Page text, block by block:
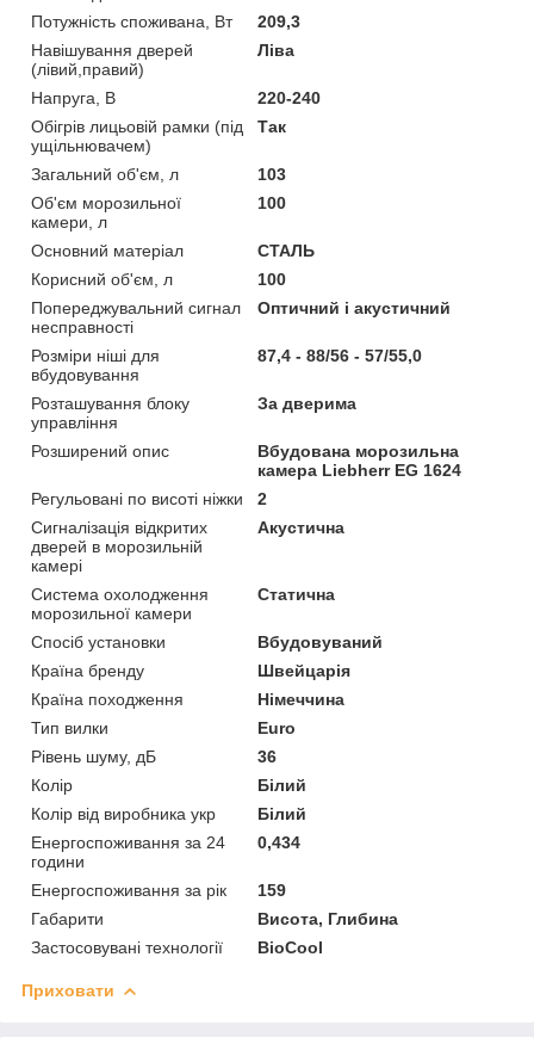
Потужність споживана, Вт
209,3
Навішування дверей
(лівий,правий)
Ліва
Напруга, В
220-240
Обігрів лицьовій рамки (під
ущільнювачем)
Так
Загальний об'єм, л
103
Об'єм морозильної
камери, л
100
Основний матеріал
СТАЛЬ
Корисний об'єм, л
100
Попереджувальний сигнал
несправності
Оптичний і акустичний
Розміри ніші для
вбудовування
87,4 - 88/56 - 57/55,0
Розташування блоку
управління
За дверима
Розширений опис
Вбудована морозильна
камера Liebherr EG 1624
Регульовані по висоті ніжки
2
Сигналізація відкритих
дверей в морозильній
камері
Акустична
Система охолодження
морозильної камери
Статична
Спосіб установки
Вбудовуваний
Країна бренду
Швейцарія
Країна походження
Німеччина
Тип вилки
Euro
Рівень шуму, дБ
36
Колір
Білий
Колір від виробника укр
Білий
Енергоспоживання за 24
години
0,434
Енергоспоживання за рік
159
Габарити
Висота, Глибина
Застосовувані технології
BioCool
Приховати